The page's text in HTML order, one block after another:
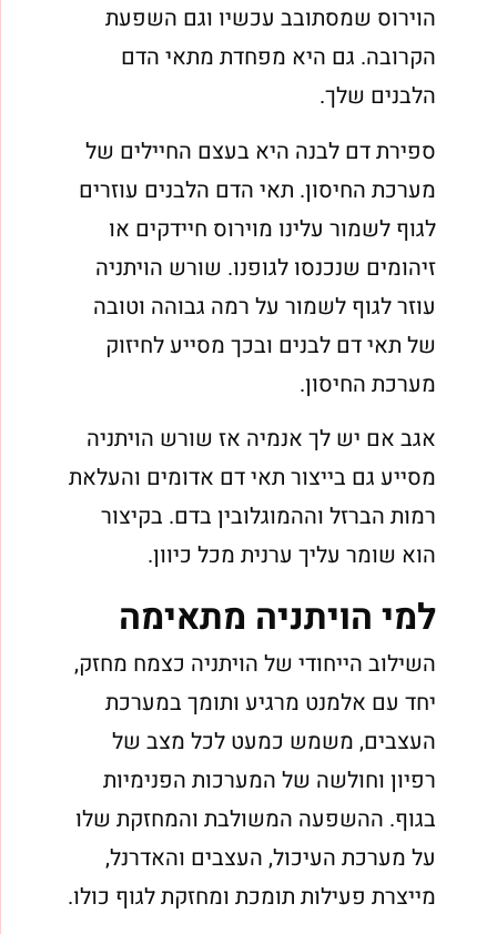
הוירוס שמסתובב עכשיו וגם השפעת
הקרובה. גם היא מפחדת מתאי הדם
הלבנים שלך.
ספירת דם לבנה היא בעצם החיילים של
מערכת החיסון. תאי הדם הלבנים עוזרים
לגוף לשמור עלינו מוירוס חיידקים או
זיהומים שנכנסו לגופנו. שורש הויתניה
עוזר לגוף לשמור על רמה גבוהה וטובה
של תאי דם לבנים ובכך מסייע לחיזוק
מערכת החיסון.
אגב אם יש לך אנמיה אז שורש הויתניה
מסייע גם בייצור תאי דם אדומים והעלאת
רמות הברזל וההמוגלובין בדם. בקיצור
הוא שומר עליך ערנית מכל כיוון.
למי הויתניה מתאימה
השילוב הייחודי של הויתניה כצמח מחזק,
יחד עם אלמנט מרגיע ותומך במערכת
העצבים, משמש כמעט לכל מצב של
רפיון וחולשה של המערכות הפנימיות
בגוף. ההשפעה המשולבת והמחזקת שלו
על מערכת העיכול, העצבים והאדרנל,
מייצרת פעילות תומכת ומחזקת לגוף כולו.